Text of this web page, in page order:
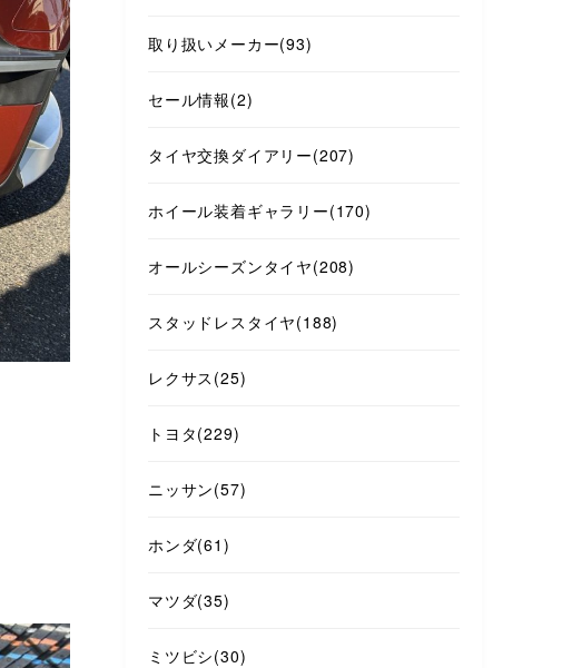
取り扱いメーカー(93)
セール情報(2)
タイヤ交換ダイアリー(207)
ホイール装着ギャラリー(170)
オールシーズンタイヤ(208)
スタッドレスタイヤ(188)
レクサス (25)
トヨタ(229)
ニッサン(57)
ホンダ(61)
マツダ(35)
ミツビシ(30)